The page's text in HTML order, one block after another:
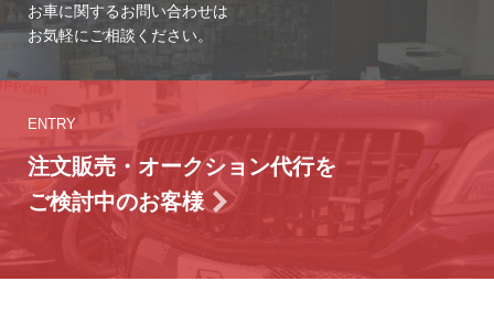
お車に関するお問い合わせは
お気軽にご相談ください。
ENTRY
注文販売・オークション代行を
ご検討中のお客様